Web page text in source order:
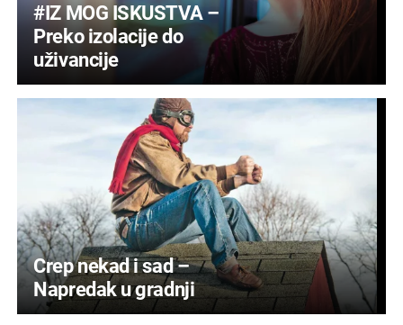
#IZ MOG ISKUSTVA –
Preko izolacije do
uživancije
Crep nekad i sad –
Napredak u gradnji